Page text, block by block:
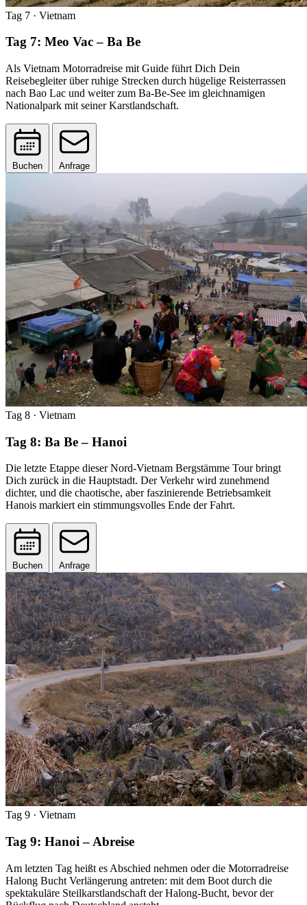
Tag 7 · Vietnam
Tag 7: Meo Vac – Ba Be
Als Vietnam Motorradreise mit Guide führt Dich Dein
Reisebegleiter über ruhige Strecken durch hügelige Reisterrassen
nach Bao Lac und weiter zum Ba-Be-See im gleichnamigen
Nationalpark mit seiner Karstlandschaft.
Buchen Anfrage
Tag 8 · Vietnam
Tag 8: Ba Be – Hanoi
Die letzte Etappe dieser Nord-Vietnam Bergstämme Tour bringt
Dich zurück in die Hauptstadt. Der Verkehr wird zunehmend
dichter, und die chaotische, aber faszinierende Betriebsamkeit
Hanois markiert ein stimmungsvolles Ende der Fahrt.
Buchen Anfrage
Tag 9 · Vietnam
Tag 9: Hanoi – Abreise
Am letzten Tag heißt es Abschied nehmen oder die Motorradreise
Halong Bucht Verlängerung antreten: mit dem Boot durch die
spektakuläre Steilkarstlandschaft der Halong-Bucht, bevor der